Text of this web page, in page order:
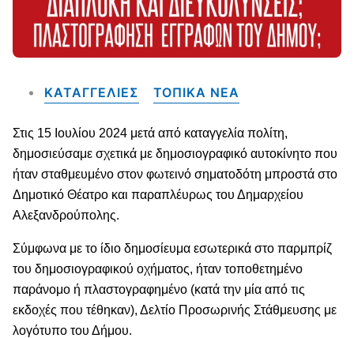
ΚΑΤΑΓΓΕΛΙΕΣ ΤΟΠΙΚΑ NEA
Στις 15 Ιουλίου 2024 μετά από καταγγελία πολίτη,
δημοσιεύσαμε σχετικά με δημοσιογραφικό αυτοκίνητο που
ήταν σταθμευμένο στον φωτεινό σηματοδότη μπροστά στο
Δημοτικό Θέατρο και παραπλέυρως του Δημαρχείου
Αλεξανδρούπολης.
Σύμφωνα με το ίδιο δημοσίευμα εσωτερικά στο παρμπρίζ
του δημοσιογραφικού οχήματος, ήταν τοποθετημένο
παράνομο ή πλαστογραφημένο (κατά την μία από τις
εκδοχές που τέθηκαν), Δελτίο Προσωρινής Στάθμευσης με
λογότυπο του Δήμου.